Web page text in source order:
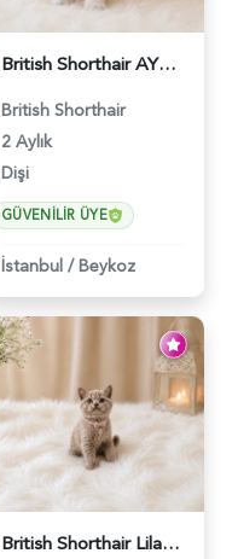
British Shorthair AY12 Güzel Kızımız - 6349
British Shorthair
2 Aylık
Dişi
GÜVENILIR ÜYE
İstanbul / Beykoz
British Shorthair Lilac Renk Dişi Yavrumuz - 4646